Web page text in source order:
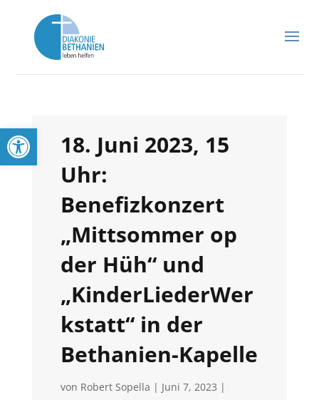
Werkzeugleiste öffnen
18. Juni 2023, 15
Uhr:
Benefizkonzert
„Mittsommer op
der Hüh“ und
„KinderLiederWer
kstatt“ in der
Bethanien-Kapelle
von Robert Sopella | Juni 7, 2023 |